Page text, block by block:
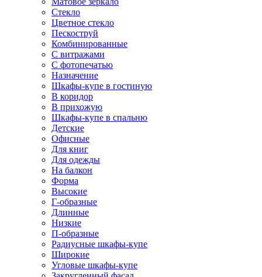
Стекло
Цветное стекло
Пескоструй
Комбинированные
С витражами
С фотопечатью
Назначение
Шкафы-купе в гостиную
В коридор
В прихожую
Шкафы-купе в спальню
Детские
Офисные
Для книг
Для одежды
На балкон
Форма
Высокие
Г-образные
Длинные
Низкие
П-образные
Радиусные шкафы-купе
Широкие
Угловые шкафы-купе